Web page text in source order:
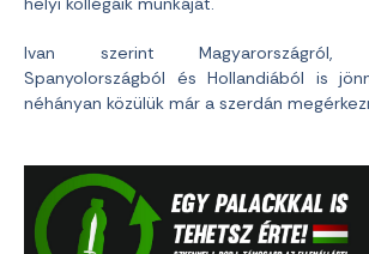
Ivan szerint Magyarországról,
Spanyolországból és Hollandiából is
néhányan közülük már a szerdán